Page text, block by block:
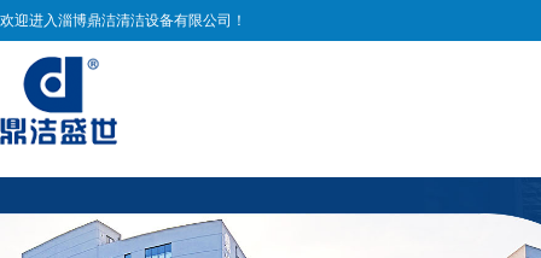
欢迎进入淄博鼎洁清洁设备有限公司！